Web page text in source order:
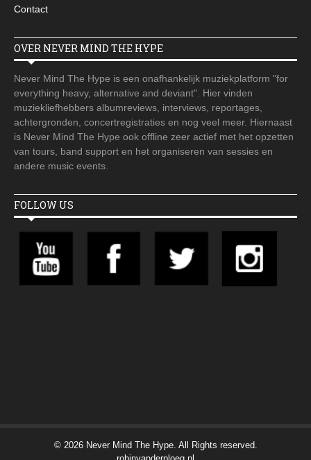
Contact
OVER NEVER MIND THE HYPE
Never Mind The Hype is een onafhankelijk muziekplatform "for
everything heavy, alternative and deviant". Hier vinden
muziekliefhebbers albumreviews, interviews, reportages,
achtergronden, concertregistraties en nog veel meer. Hiernaast
is Never Mind The Hype ook offline zeer actief met het opzetten
van tours, band support en het organiseren van sessies en
andere music events.
FOLLOW US
© 2026 Never Mind The Hype. All Rights reserved.